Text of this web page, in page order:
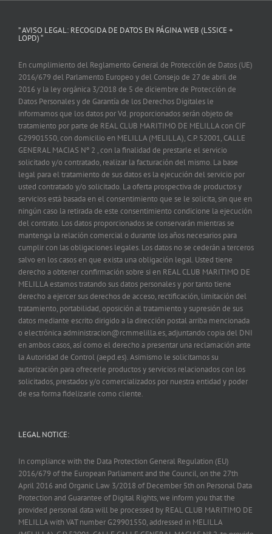
” AVISO LEGAL: RECOGIDA DE DATOS EN PÁGINA WEB (LSSICE +
LOPD) “
En cumplimiento del Reglamento General de Protección de Datos (UE)
2016/679 del Parlamento Europeo y del Consejo de 27 de abril de
2016 y la ley orgánica 3/2018 de 5 de diciembre de Protección de
Datos Personales y de Garantía de los Derechos Digitales le
informamos que los datos por Vd. proporcionados serán objeto de
tratamiento por parte de REAL CLUB MARITIMO DE MELILLA con CIF
G29901550, con domicilio en MELILLA (MELILLA), C.P. 52001, CALLE
GENERAL MACIAS Nº 2 , con la finalidad de prestarle el servicio
solicitado y/o contratado, realizar la facturación del mismo. La base
legal para el tratamiento de sus datos es la ejecución del servicio por
usted contratado y/o solicitado. La oferta prospectiva de productos y
servicios está basada en el consentimiento que se le solicita, sin que en
ningún caso la retirada de este consentimiento condicione la ejecución
del contrato. Los datos proporcionados se conservarán mientras se
mantenga la relación comercial o durante los años necesarios para
cumplir con las obligaciones legales. Los datos no se cederán a terceros
salvo en los casos en que exista una obligación legal. Usted tiene
derecho a obtener confirmación sobre si en REAL CLUB MARITIMO DE
MELILLA estamos tratando sus datos personales y por tanto tiene
derecho a ejercer sus derechos de acceso, rectificación, limitación del
tratamiento, portabilidad, oposición al tratamiento y supresión de sus
datos mediante escrito dirigido a la dirección postal arriba mencionada
o electrónica administracion@rcmmelilla.es, adjuntando copia del DNI
en ambos casos, así como el derecho a presentar una reclamación ante
la Autoridad de Control (aepd.es). Asimismo le solicitamos su
autorización para ofrecerle productos y servicios relacionados con los
solicitados, prestados y/o comercializados por nuestra entidad y poder
de esa forma fidelizarle como cliente.
LEGAL NOTICE:
In compliance with the Data Protection General Regulation (EU)
2016/679 of the European Parliament and the Council, on the 27th
April 2016 and Organic Law 3/2018 of December 5th on Personal Data
Protection and Guarantee of Digital Rights, we inform you that the
provided personal data will be processed by REAL CLUB MARITIMO DE
MELILLA with VAT number G29901550, addressed in MELILLA